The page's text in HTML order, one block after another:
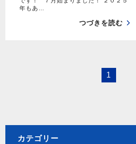
年もあ…
つづきを読む
1
カテゴリー